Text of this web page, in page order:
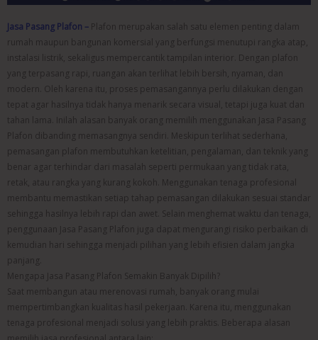
Jasa Pasang Plafon – Plafon merupakan salah satu elemen penting dalam
rumah maupun bangunan komersial yang berfungsi menutupi rangka atap,
instalasi listrik, sekaligus mempercantik tampilan interior. Dengan plafon
yang terpasang rapi, ruangan akan terlihat lebih bersih, nyaman, dan
modern. Oleh karena itu, proses pemasangannya perlu dilakukan dengan
tepat agar hasilnya tidak hanya menarik secara visual, tetapi juga kuat dan
tahan lama. Inilah alasan banyak orang memilih menggunakan Jasa Pasang
Plafon dibanding memasangnya sendiri. Meskipun terlihat sederhana,
pemasangan plafon membutuhkan ketelitian, pengalaman, dan teknik yang
benar agar terhindar dari masalah seperti permukaan yang tidak rata,
retak, atau rangka yang kurang kokoh. Menggunakan tenaga profesional
membantu memastikan setiap tahap pemasangan dilakukan sesuai standar
sehingga hasilnya lebih rapi dan awet. Selain menghemat waktu dan tenaga,
penggunaan Jasa Pasang Plafon juga dapat mengurangi risiko perbaikan di
kemudian hari sehingga menjadi pilihan yang lebih efisien dalam jangka
panjang.
Mengapa Jasa Pasang Plafon Semakin Banyak Dipilih?
Saat membangun atau merenovasi rumah, banyak orang mulai
mempertimbangkan kualitas hasil pekerjaan. Karena itu, menggunakan
tenaga profesional menjadi solusi yang lebih praktis. Beberapa alasan